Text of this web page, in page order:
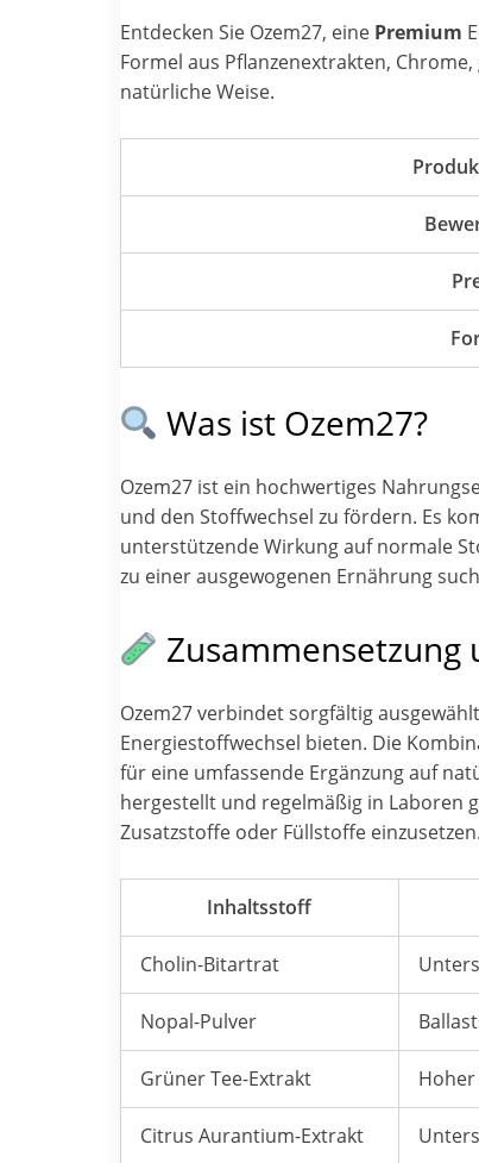
Entdecken Sie Ozem27, eine Premium
Formel aus Pflanzenextrakten,
natürliche Weise.
Was ist Ozem27?
Ozem27 ist ein hochwertiges
und den Stoffwechsel zu fördern. Es
unterstützende Wirkung auf normale
zu einer ausgewogenen Ernährung
Ozem27 verbindet sorgfältig
Energiestoffwechsel bieten. Die
für eine umfassende Ergänzung auf
hergestellt und regelmäßig in Laboren
Zusatzstoffe oder Füllstoffe einzusetzen.
Inhaltsstoff
Cholin-Bitartrat
Nopal-Pulver
Grüner Tee-Extrakt Hoher
Citrus Aurantium-Extrakt